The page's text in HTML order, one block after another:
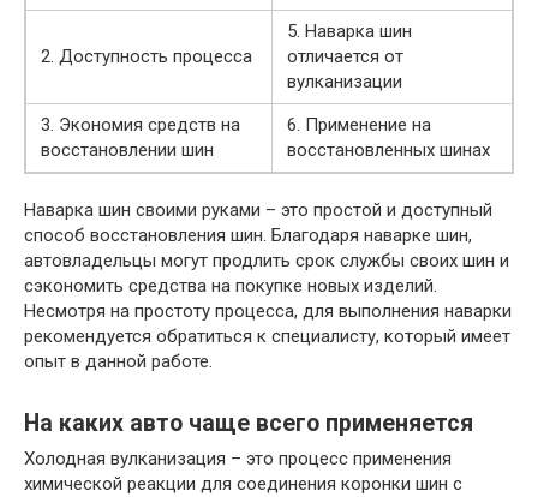
2. Доступность процесса
5. Наварка шин
отличается от
вулканизации
3. Экономия средств на
восстановлении шин
6. Применение на
восстановленных шинах
Наварка шин своими руками – это простой и доступный
способ восстановления шин. Благодаря наварке шин,
автовладельцы могут продлить срок службы своих шин и
сэкономить средства на покупке новых изделий.
Несмотря на простоту процесса, для выполнения наварки
рекомендуется обратиться к специалисту, который имеет
опыт в данной работе.
На каких авто чаще всего применяется
Холодная вулканизация – это процесс применения
химической реакции для соединения коронки шин с